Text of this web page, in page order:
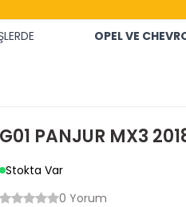
OPEL VE
G01 PANJUR MX3
Stokta Var
0 Yorum